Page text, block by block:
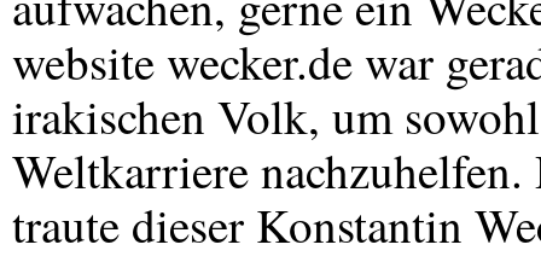
website wecker.de war
irakischen Volk, um
Weltkarriere
traute dieser Konstantin